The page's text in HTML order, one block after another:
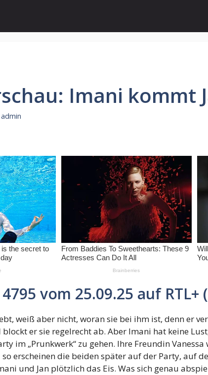
Imani kommt
admin
vom 25.09.25 auf RTL+
weiß aber nicht, woran sie bei ihm ist, denn er
er sie regelrecht ab. Aber Imani hat keine
im „Prunkwerk“ zu gehen. Ihre Freundin
erscheinen die beiden später auf der Party, auf
und Jan plötzlich das Eis. Was sich genau